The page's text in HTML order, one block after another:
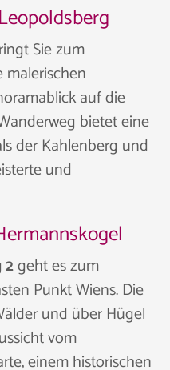
Sie zum
malerischen
auf die
bietet eine
der Kahlenberg und
und
2geht es zum
Punkt Wiens. Die
und über Hügel
vom
einem historischen